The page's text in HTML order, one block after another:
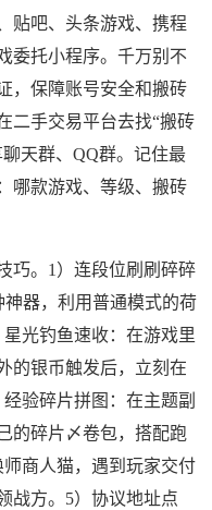
贴吧、头条游戏、携程
委托小程序。千万别不
，保障账号安全和搬砖
二手交易平台去找“搬砖
天群、QQ群。记住最
哪款游戏、等级、搬砖
巧。1）连段位刷刷碎碎
神器，利用普通模式的荷
光钓鱼速收：在游戏里
的银币触发后，立刻在
验碎片拼图：在主题副
的碎片〆卷包，搭配跑
商人猫，遇到玩家交付
战方。5）协议地址点